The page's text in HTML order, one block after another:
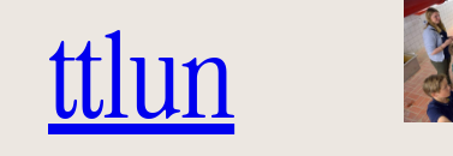
ttlun